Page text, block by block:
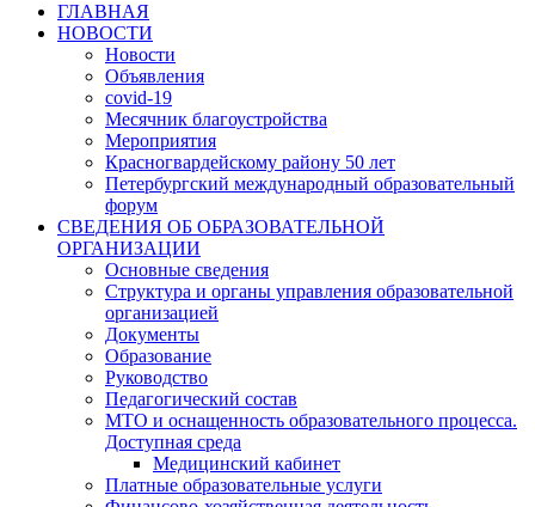
ГЛАВНАЯ
НОВОСТИ
Новости
Объявления
covid-19
Месячник благоустройства
Мероприятия
Красногвардейскому району 50 лет
Петербургский международный образовательный
форум
СВЕДЕНИЯ ОБ ОБРАЗОВАТЕЛЬНОЙ
ОРГАНИЗАЦИИ
Основные сведения
Структура и органы управления образовательной
организацией
Документы
Образование
Руководство
Педагогический состав
МТО и оснащенность образовательного процесса.
Доступная среда
Медицинский кабинет
Платные образовательные услуги